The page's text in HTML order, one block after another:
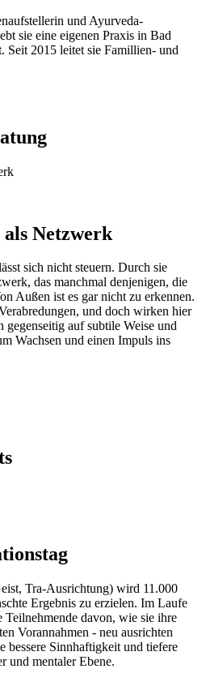
und Ayurveda-
sie eine eigenen Praxis in Bad
Seit 2015 leitet sie Famillien- und
als Netzwerk
sich nicht steuern. Durch sie
das manchmal denjenigen, die
Außen ist es gar nicht zu erkennen.
und doch wirken hier
gegenseitig auf subtile Weise und
Wachsen und einen Impuls ins
Tra-Ausrichtung) wird 11.000
Ergebnis zu erzielen. Im Laufe
davon, wie sie ihre
Vorannahmen - neu ausrichten
bessere Sinnhaftigkeit und tiefere
und mentaler Ebene.